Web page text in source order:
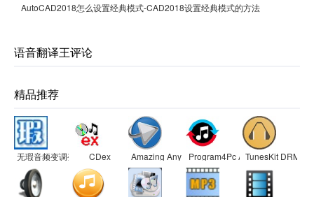
AutoCAD2018怎么设置经典模式-CAD2018设置经典模式的方法
语音翻译王评论
精品推荐
无瑕音频变调变速软件CDex Amazing Any MP3 ConverterProgram4Pc Audio Converter
TunesKit DRM